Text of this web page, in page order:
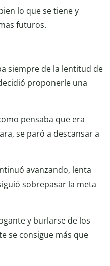
lo que se tiene y
futuros.
siempre de la lentitud de
proponerle una
pensaba que era
se paró a descansar a
avanzando, lenta
sobrepasar la meta
y burlarse de los
se consigue más que